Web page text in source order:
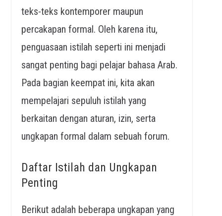
teks-teks kontemporer maupun
percakapan formal. Oleh karena itu,
penguasaan istilah seperti ini menjadi
sangat penting bagi pelajar bahasa Arab.
Pada bagian keempat ini, kita akan
mempelajari sepuluh istilah yang
berkaitan dengan aturan, izin, serta
ungkapan formal dalam sebuah forum.
Daftar Istilah dan Ungkapan
Penting
Berikut adalah beberapa ungkapan yang